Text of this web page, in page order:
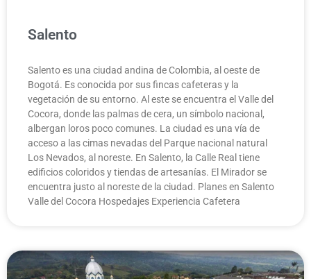
Salento
Salento es una ciudad andina de Colombia, al oeste de
Bogotá. Es conocida por sus fincas cafeteras y la
vegetación de su entorno. Al este se encuentra el Valle del
Cocora, donde las palmas de cera, un símbolo nacional,
albergan loros poco comunes. La ciudad es una vía de
acceso a las cimas nevadas del Parque nacional natural
Los Nevados, al noreste. En Salento, la Calle Real tiene
edificios coloridos y tiendas de artesanías. El Mirador se
encuentra justo al noreste de la ciudad. Planes en Salento
Valle del Cocora Hospedajes Experiencia Cafetera